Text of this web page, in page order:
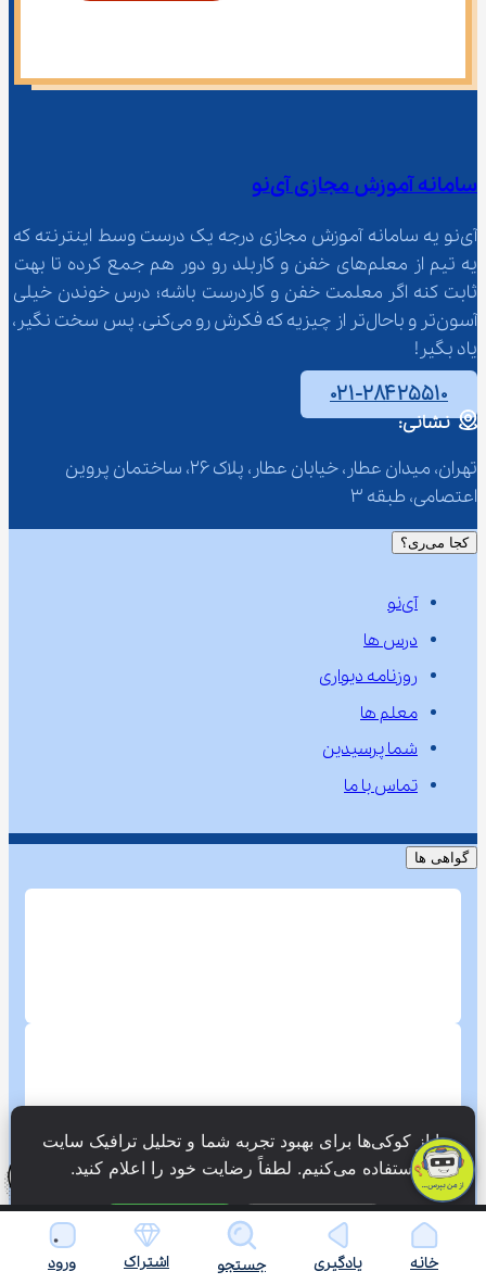
سامانه آموزش مجازی آی‌نو
آی‌نو یه سامانه آموزش مجازی درجه یک درست وسط اینترنته که
یه تیم از معلم‌‌های خفن و کاربلد رو دور هم جمع کرده تا بهت
ثابت کنه اگر معلمت خفن و کاردرست باشه؛ درس خوندن خیلی
آسون‌تر و باحال‌تر از چیزیه که فکرش رو می‌کنی. پس سخت نگیر،
یاد بگیر!
۰۲۱-۲۸۴۲۵۵۱۰
نشانی:
تهران، میدان عطار، خیابان عطار، پلاک 26، ساختمان پروین
اعتصامی، طبقه 3
کجا می‌ری؟
آی‌نو
درس ها
روزنامه دیواری
معلم ها
شما پرسیدین
تماس با ما
گواهی ها
خانه یادگیری جستجو اشتراک ورود
ما از کوکی‌ها برای بهبود تجربه شما و تحلیل ترافیک سایت
استفاده می‌کنیم. لطفاً رضایت خود را اعلام کنید.
فقط ضروری پذیرش همه